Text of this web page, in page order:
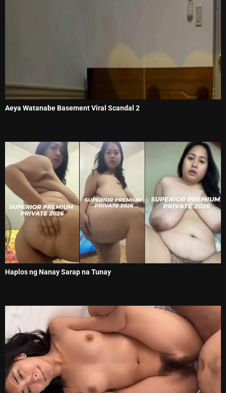
Aeya Watanabe Basement Viral Scandal 2
Haplos ng Nanay Sarap na Tunay